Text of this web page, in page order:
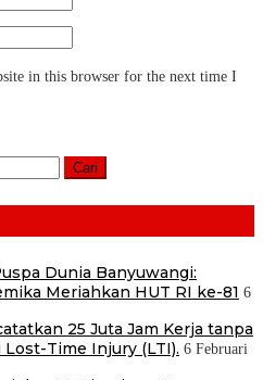
in this browser for the next time I
Dunia Banyuwangi:
Meriahkan HUT RI ke-81 6
25 Juta Jam Kerja tanpa
Lost-Time Injury (LTI). 6 Februari